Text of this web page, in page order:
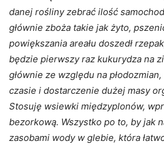
danej rośliny zebrać ilość
głównie zboża takie jak żyto,
powiększania areału doszedł
będzie pierwszy raz kukurydza na
głównie ze względu na
czasie i dostarczenie dużej masy
Stosuję wsiewki międzyplonów,
bezorkową. Wszystko po to, by jak
zasobami wody w glebie, która